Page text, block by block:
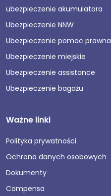
ubezpieczenie akumulatora
Ubezpieczenie NNW
Ubezpieczenie pomoc prawna
Ubezpieczenie miejskie
Ubezpieczenie assistance
Ubezpieczenie bagażu
Ważne linki
Polityka prywatności
Ochrona danych osobowych
Dokumenty
Compensa